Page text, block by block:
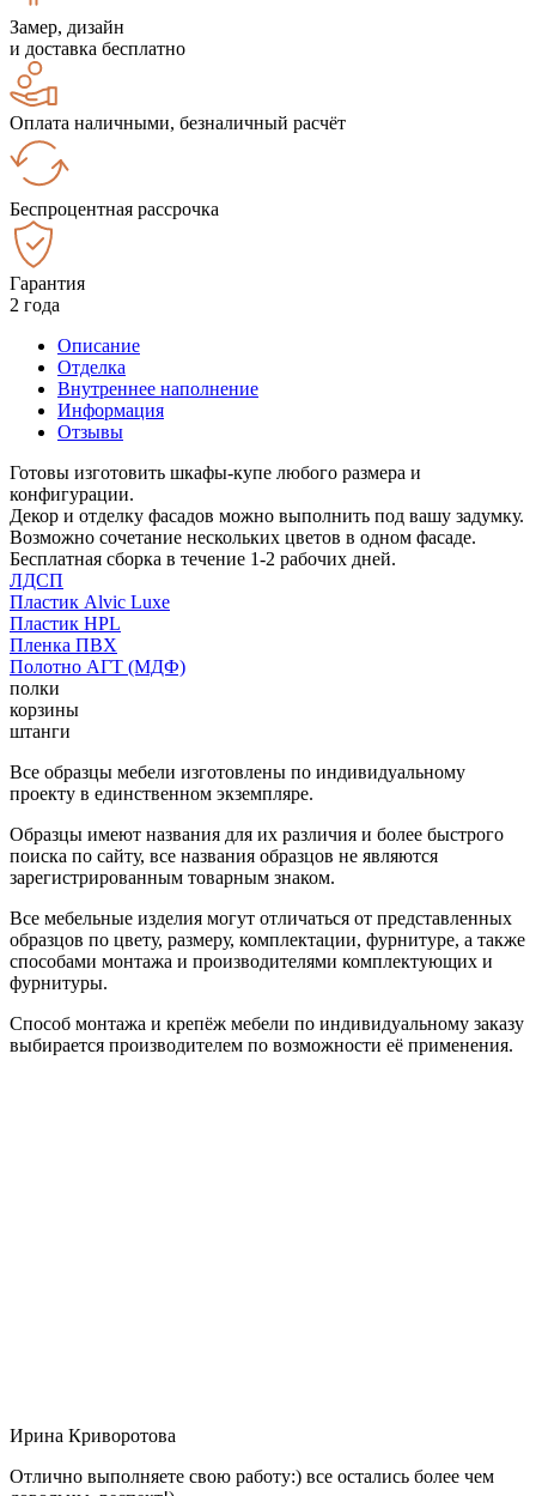
Замер, дизайн
и доставка бесплатно
Оплата наличными, безналичный расчёт
Беспроцентная рассрочка
Гарантия
2 года
Описание
Отделка
Внутреннее наполнение
Информация
Отзывы
Готовы изготовить шкафы-купе любого размера и
конфигурации.
Декор и отделку фасадов можно выполнить под вашу задумку.
Возможно сочетание нескольких цветов в одном фасаде.
Бесплатная сборка в течение 1-2 рабочих дней.
ЛДСП
Пластик Alvic Luxe
Пластик HPL
Пленка ПВХ
Полотно АГТ (МДФ)
полки
корзины
штанги
Все образцы мебели изготовлены по индивидуальному
проекту в единственном экземпляре.
Образцы имеют названия для их различия и более быстрого
поиска по сайту, все названия образцов не являются
зарегистрированным товарным знаком.
Все мебельные изделия могут отличаться от представленных
образцов по цвету, размеру, комплектации, фурнитуре, а также
способами монтажа и производителями комплектующих и
фурнитуры.
Способ монтажа и крепёж мебели по индивидуальному заказу
выбирается производителем по возможности её применения.
Ирина Криворотова
Отлично выполняете свою работу:) все остались более чем